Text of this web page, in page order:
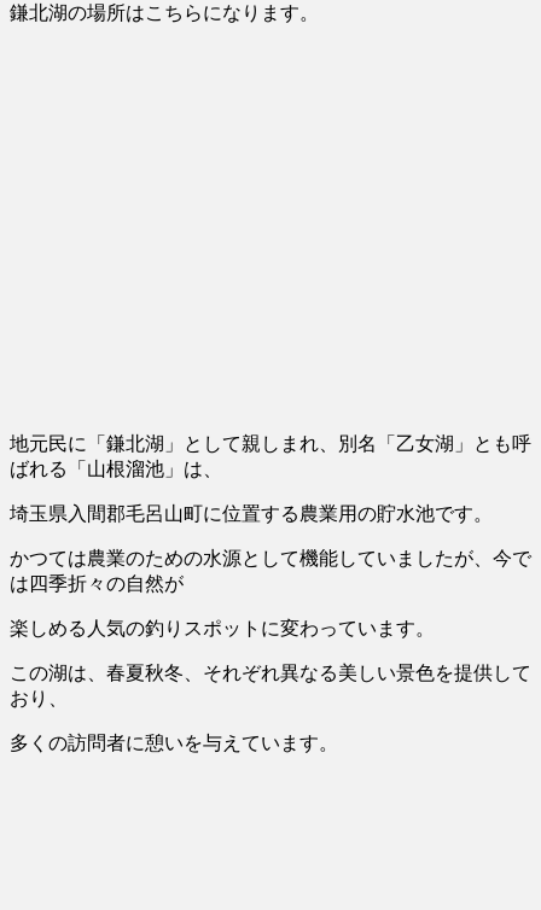
鎌北湖の場所はこちらになります。
地元民に「鎌北湖」として親しまれ、別名「乙女湖」とも呼
ばれる「山根溜池」は、
埼玉県 入間郡毛呂山町に位置する農業用の貯水池です。
かつては農業のための水源として機能していましたが、今で
は四季折々の自然が
楽しめる人気の釣りスポットに変わっています。
この湖は、春夏秋冬、それぞれ異なる美しい景色を提供して
おり、
多くの訪問者に憩いを与えています。